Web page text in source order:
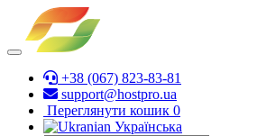
+38 (067) 823-83-81
support@hostpro.ua
Переглянути кошик 0
Українська